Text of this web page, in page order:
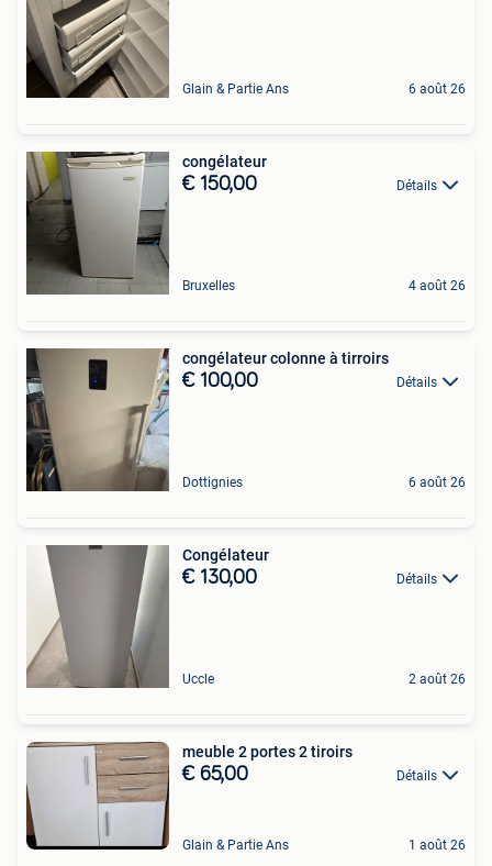
Glain & Partie Ans 6 août 26
congélateur
€ 150,00 Détails
Bruxelles 4 août 26
congélateur colonne à tirroirs
€ 100,00 Détails
Dottignies 6 août 26
Congélateur
€ 130,00 Détails
Uccle 2 août 26
meuble 2 portes 2 tiroirs
€ 65,00 Détails
Glain & Partie Ans 1 août 26